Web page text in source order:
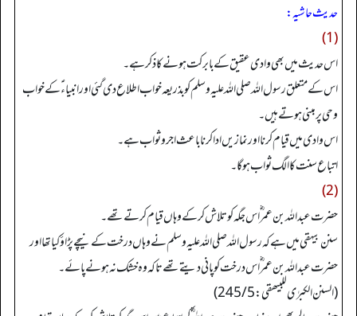
حدیث حاشیہ:
(1)
اس حدیث میں بھی وادی عقیق کے بابرکت ہونے کا ذکر ہے۔
اس کے متعلق رسول اللہ صلی اللہ علیہ وسلم کو بذریعہ خواب اطلاع دی گئی اور انبیاء ؑ کے خواب
وحی پر مبنی ہوتے ہیں۔
اس وادی میں قیام کرنا اور نمازیں ادا کرنا باعث اجروثواب ہے۔
اتباع سنت کا الگ ثواب ہو گا۔
(2)
حضرت عبداللہ بن عمر ؓ اس جگہ کو تلاش کر کے وہاں قیام کرتے تھے۔
سنن بیہقی میں ہے کہ رسول اللہ صلی اللہ علیہ وسلم نے وہاں درخت کے نیچے پڑاؤ کیا تھا اور
حضرت عبداللہ بن عمر ؓ اس درخت کو پانی دیتے تھے تاکہ وہ خشک نہ ہونے پائے۔
(السنن الکبرٰی للبیھقي: 245/5)